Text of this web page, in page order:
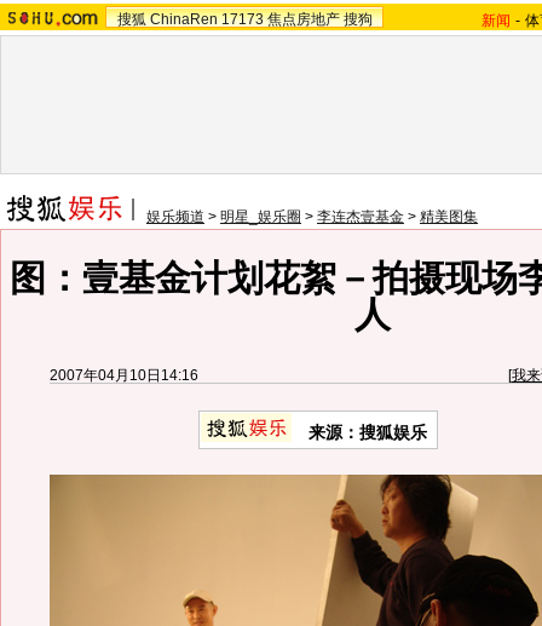
搜狐 ChinaRen 17173 焦点房地产 搜狗 新闻 -
娱乐频道 > 明星_娱乐圈 > 李连杰壹基金 > 精美图集
图：壹基金计划花絮－拍摄现场
人
2007年04月10日14:16 [我
来源：搜狐娱乐